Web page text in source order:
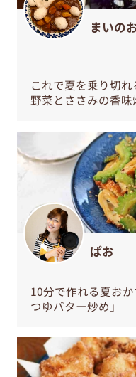
まいの
これで夏を乗り切
野菜とささみの香味
ぱお
10分で作れる夏お
つゆバター炒め」